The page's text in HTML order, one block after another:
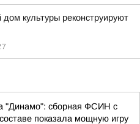
культуры реконструируют
"Динамо": сборная ФСИН с
показала мощную игру